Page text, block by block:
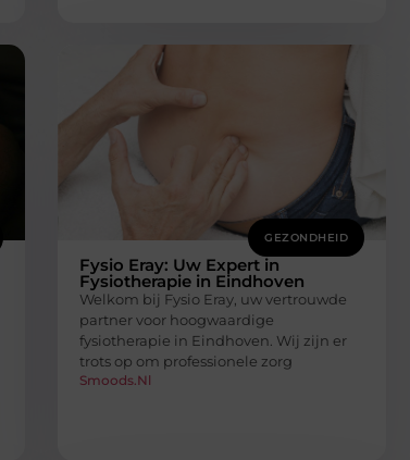
GEZONDHEID
Fysio Eray: Uw Expert in
Fysiotherapie in Eindhoven
Welkom bij Fysio Eray, uw vertrouwde
partner voor hoogwaardige
fysiotherapie in Eindhoven. Wij zijn er
trots op om professionele zorg
Smoods.nl